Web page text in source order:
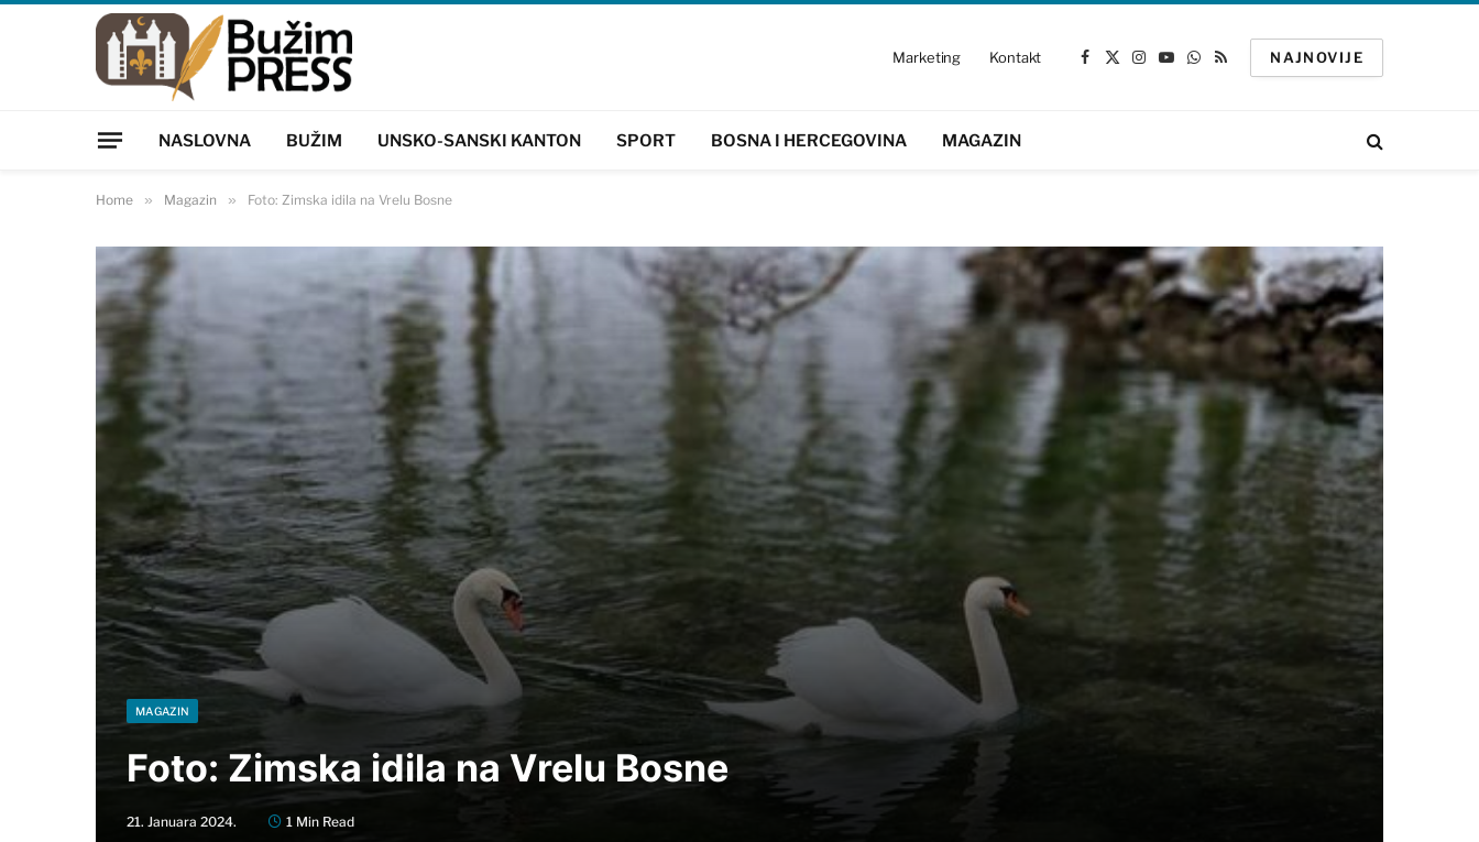
Marketing Kontakt
Facebook
X
Instagram
YouTube
WhatsApp
RSS
NAJNOVIJE
NASLOVNA BUŽIM UNSKO-SANSKI KANTON SPORT BOSNA I HERCEGOVINA MAGAZIN
Home » Magazin » Foto: Zimska idila na Vrelu Bosne
MAGAZIN
Foto: Zimska idila na Vrelu Bosne
21. Januara 2024. 1 Min Read